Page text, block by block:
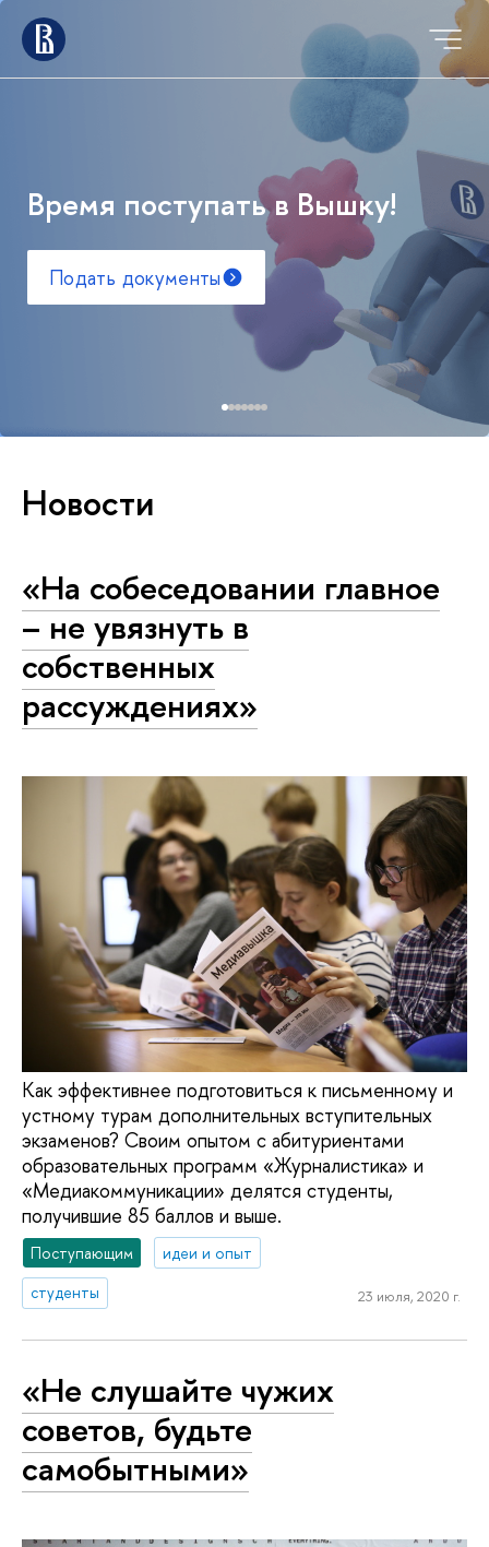
Время поступать в Вышку!
Подать документы
Новости
«На собеседовании главное
– не увязнуть в
собственных
рассуждениях»
Как эффективнее подготовиться к письменному и
устному турам дополнительных вступительных
экзаменов? Cвоим опытом с абитуриентами
образовательных программ «Журналистика» и
«Медиакоммуникации» делятся студенты,
получившие 85 баллов и выше.
Поступающим
идеи и опыт
студенты
23 июля, 2020 г.
«Не слушайте чужих
советов, будьте
самобытными»